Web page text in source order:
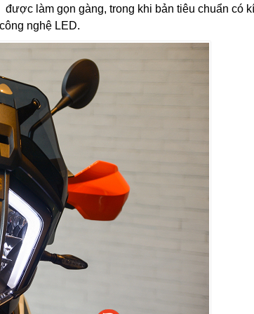
làm gọn gàng, trong khi bản tiêu chuẩn có
nghệ LED.